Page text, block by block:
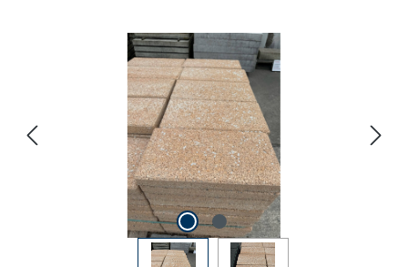
Bildergalerie überspringen